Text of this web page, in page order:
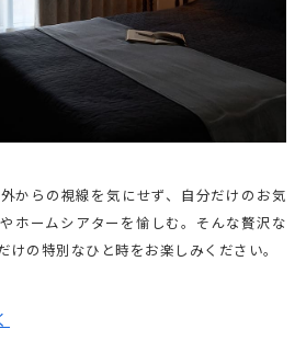
からの視線を気にせず、自分だけのお気
ホームシアターを愉しむ。そんな贅沢な
けの特別なひと時をお楽しみください。